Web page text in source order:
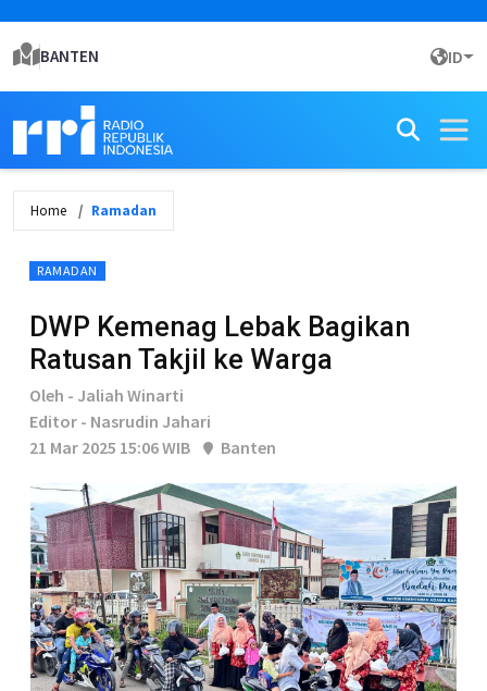
BANTEN ID
Home Ramadan
RAMADAN
DWP Kemenag Lebak Bagikan
Ratusan Takjil ke Warga
Oleh - Jaliah Winarti
Editor - Nasrudin Jahari
21 Mar 2025 15:06 WIB
Banten